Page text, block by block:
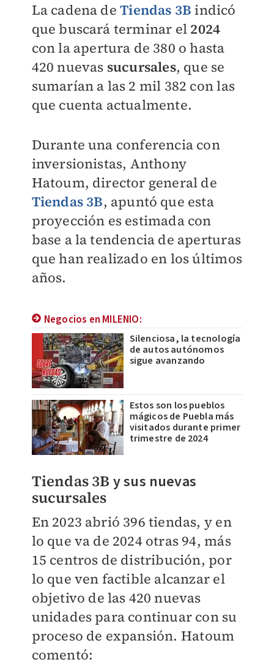
La cadena deTiendas 3B indicó
que buscará terminar el 2024
con la apertura de 380 o hasta
420 nuevas sucursales, que se
sumarían a las 2 mil 382 con las
que cuenta actualmente.
Durante una conferencia con
inversionistas, Anthony
Hatoum, director general de
Tiendas 3B, apuntó que esta
proyección es estimada con
base a la tendencia de aperturas
que han realizado en los últimos
años.
Negocios en MILENIO:
Silenciosa, la tecnología
de autos autónomos
sigue avanzando
Estos son los pueblos
mágicos de Puebla más
visitados durante primer
trimestre de 2024
Tiendas 3B y sus nuevas
sucursales
En 2023 abrió 396 tiendas, y en
lo que va de 2024 otras 94, más
15 centros de distribución, por
lo que ven factible alcanzar el
objetivo de las 420 nuevas
unidades para continuar con su
proceso de expansión. Hatoum
comentó: